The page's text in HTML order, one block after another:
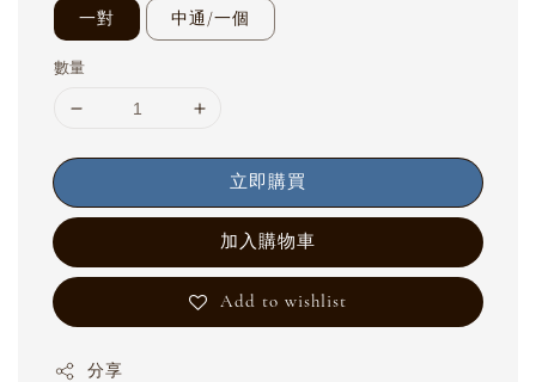
一對 中通/一個
數量
立即購買
加入購物車
Add to wishlist
分享